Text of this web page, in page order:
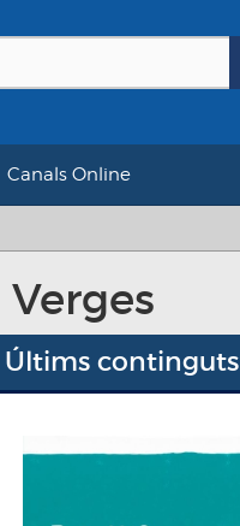
Canals Online
Últims continguts